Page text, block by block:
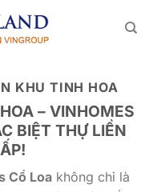
KHU TINH HOA
– VINHOMES
BIỆT THỰ LIỀN
Cổ Loakhông chỉ là